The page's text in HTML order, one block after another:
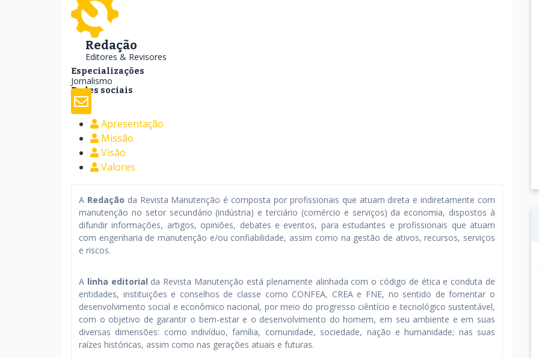
Redação
Editores & Revisores
Especializações
Jornalismo
Redes sociais
Apresentação
Missão
Visão
Valores
A Redação da Revista Manutenção é composta por profissionais que atuam direta e indiretamente com
manutenção no setor secundário (indústria) e terciário (comércio e serviços) da economia, dispostos à
difundir informações, artigos, opiniões, debates e eventos, para estudantes e profissionais que atuam
com engenharia de manutenção e/ou confiabilidade, assim como na gestão de ativos, recursos, serviços
e riscos.
A linha editorial da Revista Manutenção está plenamente alinhada com o código de ética e conduta de
entidades, instituições e conselhos de classe como CONFEA, CREA e FNE, no sentido de fomentar o
desenvolvimento social e econômico nacional, por meio do progresso ciêntício e tecnológico sustentável,
com o objetivo de garantir o bem-estar e o desenvolvimento do homem, em seu ambiente e em suas
diversas dimensões: como indivíduo, família, comunidade, sociedade, nação e humanidade; nas suas
raízes históricas, assim como nas gerações atuais e futuras.